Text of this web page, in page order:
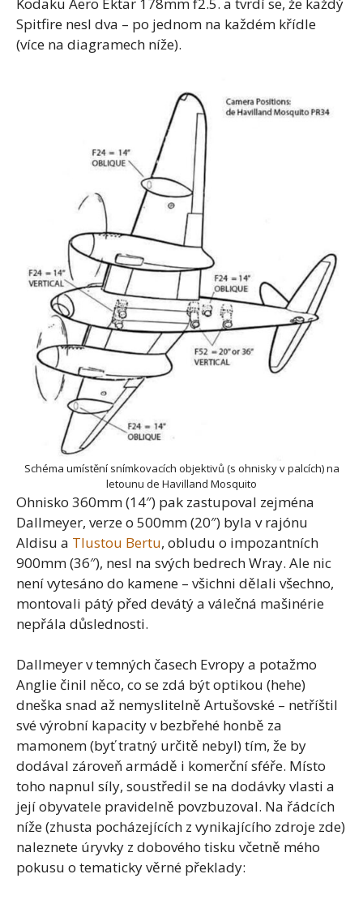
Spitfire nesl dva – po jednom na každém křídle
(více na diagramech níže).
Schéma umístění snímkovacích objektivů (s ohnisky v palcích) na
letounu de Havilland Mosquito
Ohnisko 360mm (14″) pak zastupoval zejména
Dallmeyer, verze o 500mm (20″) byla v rajónu
Aldisu a Tlustou Bertu, obludu o impozantních
900mm (36″), nesl na svých bedrech Wray. Ale nic
není vytesáno do kamene – všichni dělali všechno,
montovali pátý před devátý a válečná mašinérie
nepřála důslednosti.
Dallmeyer v temných časech Evropy a potažmo
Anglie činil něco, co se zdá být optikou (hehe)
dneška snad až nemyslitelně Artušovské – netříštil
své výrobní kapacity v bezbřehé honbě za
mamonem (byť tratný určitě nebyl) tím, že by
dodával zároveň armádě i komerční sféře. Místo
toho napnul síly, soustředil se na dodávky vlasti a
její obyvatele pravidelně povzbuzoval. Na řádcích
níže (zhusta pocházejících z vynikajícího zdroje zde)
naleznete úryvky z dobového tisku včetně mého
pokusu o tematicky věrné překlady: